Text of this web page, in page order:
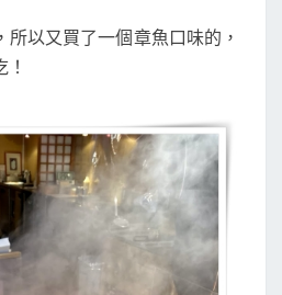
以又買了一個章魚口味的，